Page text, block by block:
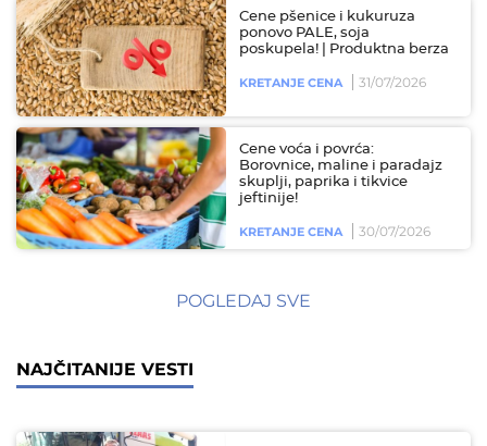
Cene pšenice i kukuruza
ponovo PALE, soja
poskupela! | Produktna berza
KRETANJE CENA 31/07/2026
Cene voća i povrća:
Borovnice, maline i paradajz
skuplji, paprika i tikvice
jeftinije!
KRETANJE CENA 30/07/2026
POGLEDAJ SVE
NAJČITANIJE VESTI